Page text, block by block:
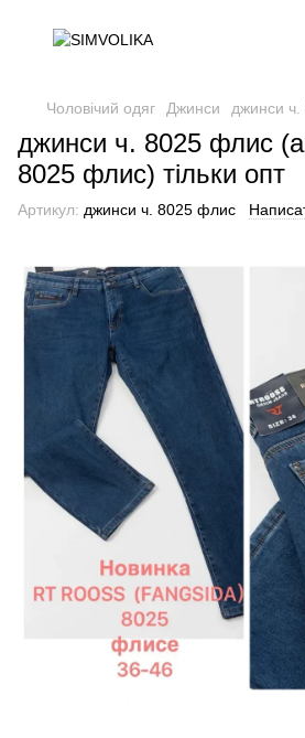
Чоловічий одяг Джинси джинси ч.
джинси ч. 8025 флис
8025 флис) тільки опт
Артикул: джинси ч. 8025 флис